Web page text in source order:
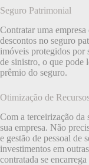
Seguro Patrimonial
Contratar uma
descontos no seguro
imóveis protegidos por
de sinistro, o que pode
prêmio do seguro.
Otimização de
Com a terceirização da
sua empresa. Não
e gestão de pessoal de
investimentos em
contratada se